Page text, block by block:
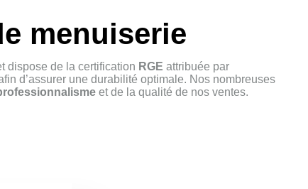
menuiserie
dispose de la certification RGE attribuée par
d’assurer une durabilité optimale. Nos nombreuses
et de la qualité de nos ventes.